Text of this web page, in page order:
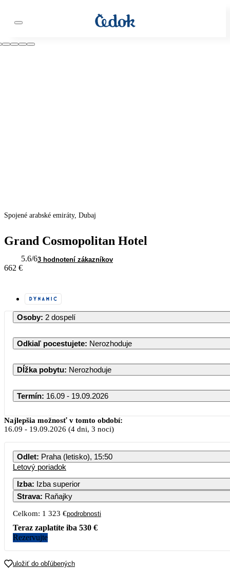
Spojené arabské emiráty, Dubaj
Grand Cosmopolitan Hotel
5.6/63 hodnotení zákazníkov
662 €
Osoby: 2 dospelí
Odkiaľ pocestujete: Nerozhoduje
Dĺžka pobytu: Nerozhoduje
Termín: 16.09 - 19.09.2026
September 2026
PO UT ST ŠT PI SO
782 704 1 026 1 026 907
21 22 23 24 25 26
Najlepšia možnosť v tomto období:
16.09 - 19.09.2026 (4 dni, 3 noci)
Odlet: Praha (letisko), 15:50
Letový poriadok
Izba: Izba superior
Strava: Raňajky
Celkom: 1 323 €podrobnosti
Teraz zaplatíte iba 530 €
Rezervujte
uložiť do obľúbených